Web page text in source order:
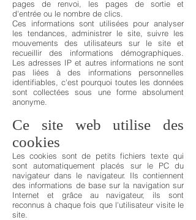
pages de renvoi, les pages de sortie et
d'entrée ou le nombre de clics.
Ces informations sont utilisées pour analyser
les tendances, administrer le site, suivre les
mouvements des utilisateurs sur le site et
recueillir des informations démographiques.
Les adresses IP et autres informations ne sont
pas liées à des informations personnelles
identifiables, c'est pourquoi toutes les données
sont collectées sous une forme absolument
anonyme.
Ce site web utilise des
cookies
Les cookies sont de petits fichiers texte qui
sont automatiquement placés sur le PC du
navigateur dans le navigateur. Ils contiennent
des informations de base sur la navigation sur
Internet et grâce au navigateur, ils sont
reconnus à chaque fois que l'utilisateur visite le
site.